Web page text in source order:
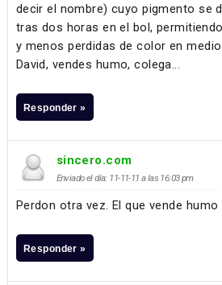
decir el nombre) cuyo pigmento se
tras dos horas en el bol,
y menos perdidas de color en
David, vendes humo, colega...
Responder »
sincero.com
Enviado el día: 11-11-11 a las 16:03 pm
Perdon otra vez. El que vende humo
Responder »